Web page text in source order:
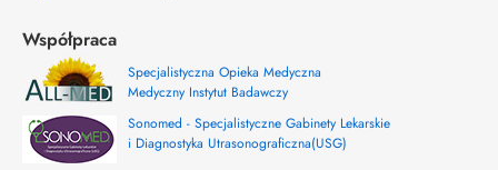
Współpraca
Specjalistyczna Opieka Medyczna
Medyczny Instytut Badawczy
Sonomed - Specjalistyczne Gabinety Lekarskie
i Diagnostyka Utrasonograficzna(USG)